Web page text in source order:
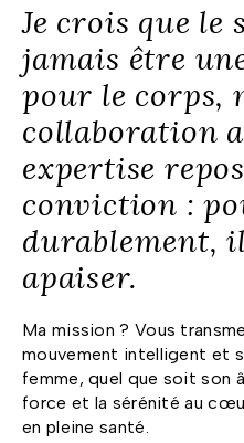
Je crois que le
jamais être
pour le corps,
collaboration
expertise
conviction :
durablement,
apaiser.
Ma mission ? Vous
mouvement intelligent et
femme, quel que soit son
force et la sérénité au
en pleine santé.